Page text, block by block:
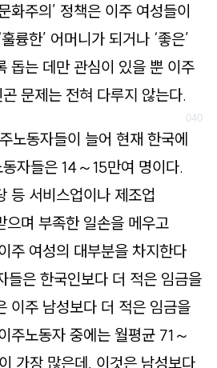
화주의’ 정책은 이주 여성들이
륭한’ 어머니가 되거나 ‘좋은’
돕는 데만 관심이 있을 뿐 이주
문제는 전혀 다루지 않는다.
노동자들이 늘어 현재 한국에
자들은 14～15만여 명이다.
등 서비스업이나 제조업
으며 부족한 일손을 메우고
주 여성의 대부분을 차지한다
은 한국인보다 더 적은 임금을
이주 남성보다 더 적은 임금을
주노동자 중에는 월평균 71～
가장 많은데, 이것은 남성보다